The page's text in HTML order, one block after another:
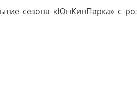
сезона «ЮнКинПарка» с